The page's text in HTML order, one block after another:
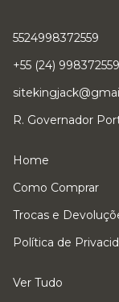
5524998372559
+55 (24) 998372559
R. Governador
Home
Como Comprar
Trocas e
Política de
Ver Tudo